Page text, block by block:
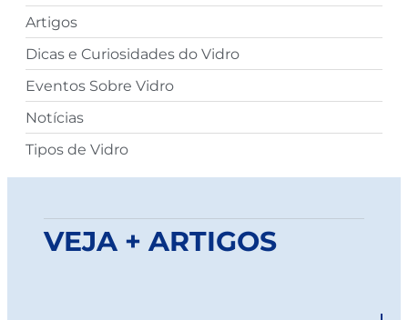
Artigos
Dicas e Curiosidades do Vidro
Eventos Sobre Vidro
Notícias
Tipos de Vidro
VEJA + ARTIGOS